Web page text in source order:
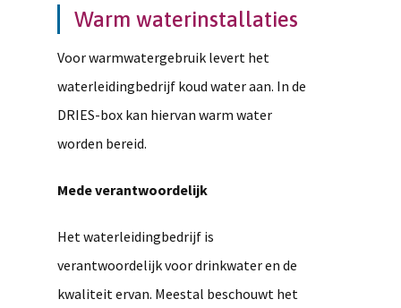
Warm waterinstallaties
Voor warmwatergebruik levert het
waterleidingbedrijf koud water aan. In de
DRIES-box kan hiervan warm water
worden bereid.
Mede verantwoordelijk
Het waterleidingbedrijf is
verantwoordelijk voor drinkwater en de
kwaliteit ervan. Meestal beschouwt het